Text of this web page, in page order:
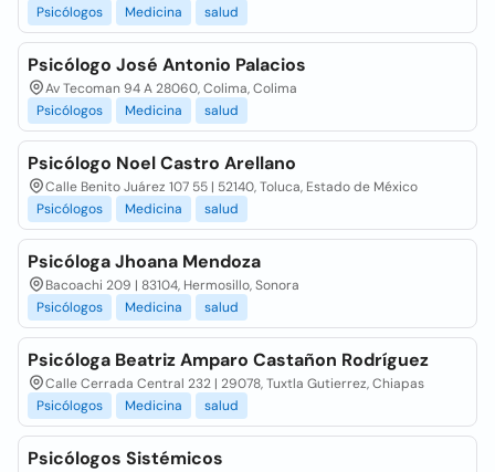
Psicólogos
Medicina salud
Psicólogo José Antonio Palacios
Av Tecoman 94 A 28060, Colima, Colima
Psicólogos
Medicina salud
Psicólogo Noel Castro Arellano
Calle Benito Juárez 107 55 | 52140, Toluca, Estado de México
Psicólogos
Medicina salud
Psicóloga Jhoana Mendoza
Bacoachi 209 | 83104, Hermosillo, Sonora
Psicólogos
Medicina salud
Psicóloga Beatriz Amparo Castañon Rodríguez
Calle Cerrada Central 232 | 29078, Tuxtla Gutierrez, Chiapas
Psicólogos
Medicina salud
Psicólogos Sistémicos